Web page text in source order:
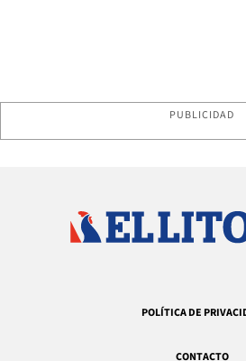
PUBLICIDAD
POLÍTICA DE
CONTACTO